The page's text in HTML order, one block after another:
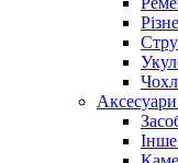
Аксесуари
Інше